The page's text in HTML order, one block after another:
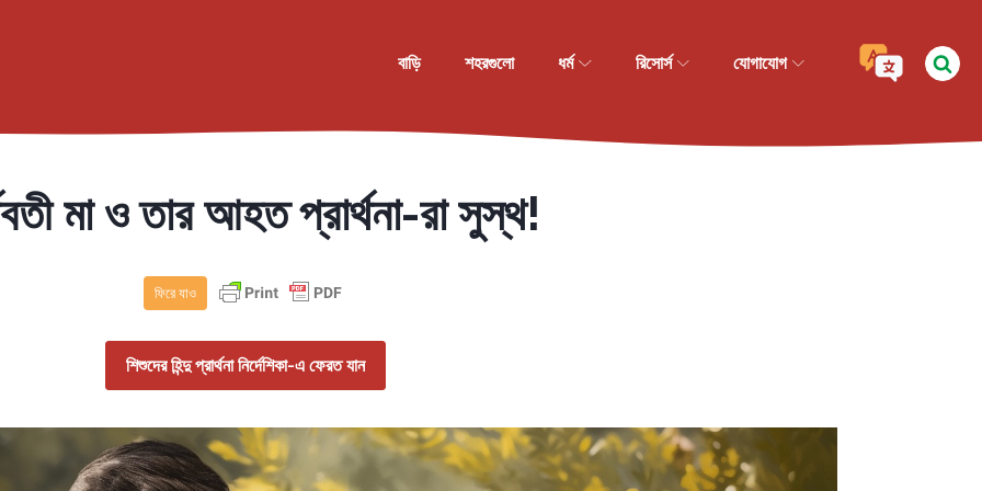
বাড়ি শহরগুলো ধর্ম রিসোর্স যোগাযোগ
মা ও তার আহত প্রার্থনা-রা সুস্থ!
ফিরে যাও
শিশুদের হিন্দু প্রার্থনা নির্দেশিকা-এ ফেরত যান